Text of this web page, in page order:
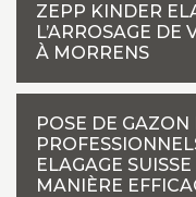
ZEPP KINDER
L’ARROSAGE
À MORRENS
POSE DE
ELAGAGE
MANIÈRE